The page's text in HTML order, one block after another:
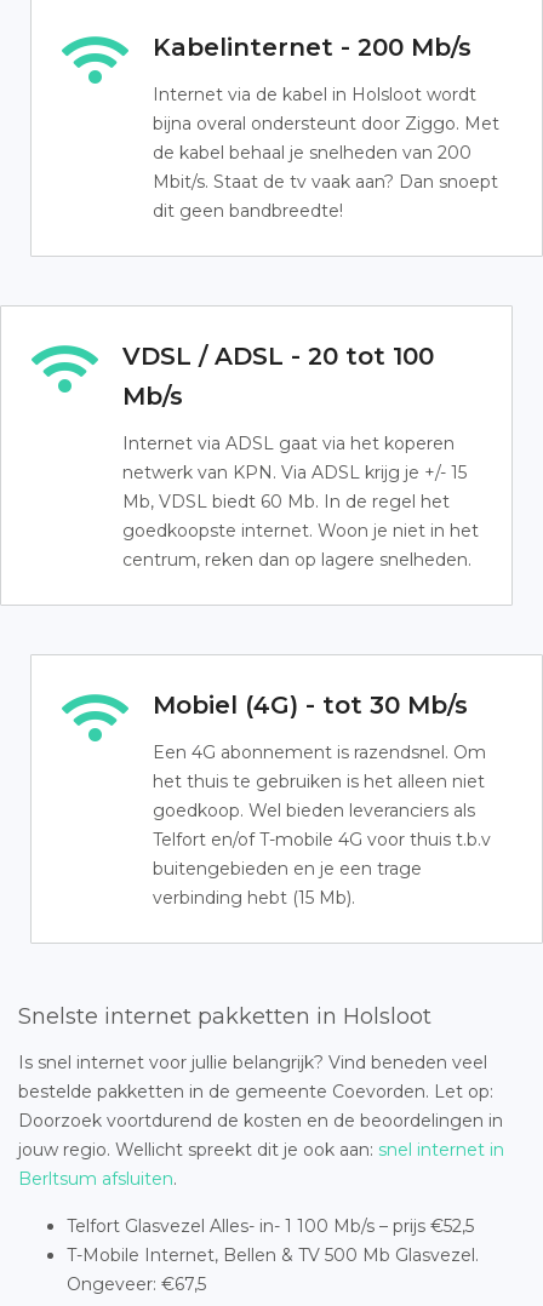
Kabelinternet - 200 Mb/s
Internet via de kabel in Holsloot wordt
bijna overal ondersteunt door Ziggo. Met
de kabel behaal je snelheden van 200
Mbit/s. Staat de tv vaak aan? Dan snoept
dit geen bandbreedte!
VDSL / ADSL - 20 tot 100
Mb/s
Internet via ADSL gaat via het koperen
netwerk van KPN. Via ADSL krijg je +/- 15
Mb, VDSL biedt 60 Mb. In de regel het
goedkoopste internet. Woon je niet in het
centrum, reken dan op lagere snelheden.
Mobiel (4G) - tot 30 Mb/s
Een 4G abonnement is razendsnel. Om
het thuis te gebruiken is het alleen niet
goedkoop. Wel bieden leveranciers als
Telfort en/of T-mobile 4G voor thuis t.b.v
buitengebieden en je een trage
verbinding hebt (15 Mb).
Snelste internet pakketten in Holsloot
Is snel internet voor jullie belangrijk? Vind beneden veel
bestelde pakketten in de gemeente Coevorden. Let op:
Doorzoek voortdurend de kosten en de beoordelingen in
jouw regio. Wellicht spreekt dit je ook aan: snel internet in
Berltsum afsluiten.
Telfort Glasvezel Alles- in- 1 100 Mb/s – prijs €52,5
T-Mobile Internet, Bellen & TV 500 Mb Glasvezel.
Ongeveer: €67,5